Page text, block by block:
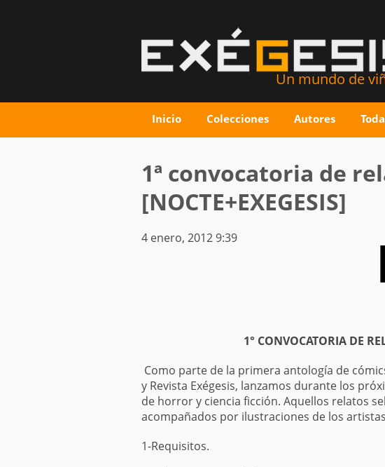
Un mundo de
Inicio Colecciones Autores
1ª convocatoria de
[NOCTE+EXEGESIS]
4 enero, 2012 9:39
1° CONVOCATORIA DE
Como parte de la primera antología de
y Revista Exégesis, lanzamos durante los
de horror y ciencia ficción. Aquellos relatos
acompañados por ilustraciones de los
1-Requisitos.